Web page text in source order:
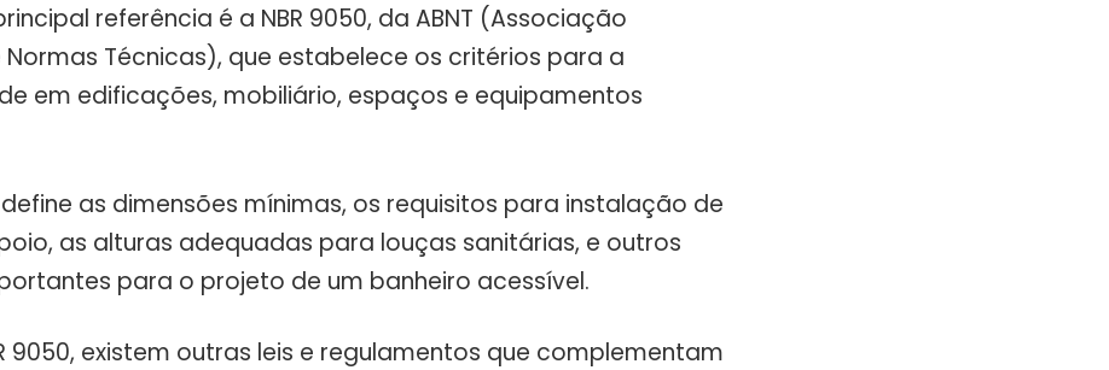
referência é a NBR 9050, da ABNT (Associação
Normas Técnicas), que estabelece os critérios para a
em edificações, mobiliário, espaços e equipamentos
as dimensões mínimas, os requisitos para instalação de
as alturas adequadas para louças sanitárias, e outros
para o projeto de um banheiro acessível.
9050, existem outras leis e regulamentos que complementam